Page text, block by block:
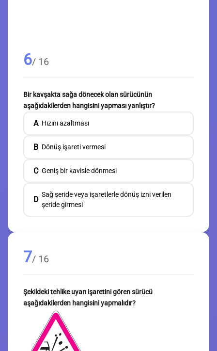
6/ 16
Bir kavşakta sağa dönecek olan sürücünün
aşağıdakilerden hangisini yapması yanlıştır?
A Hızını azaltması
B Dönüş işareti vermesi
C Geniş bir kavisle dönmesi
D
Sağ şeride veya işaretlerle dönüş izni verilen
şeride girmesi
7/ 16
Şekildeki tehlike uyarı işaretini gören sürücü
aşağıdakilerden hangisini yapmalıdır?